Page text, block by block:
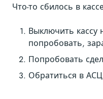
Что-то сбилось в
Выключить кассу
попробовать,
Попробовать
Обратиться в